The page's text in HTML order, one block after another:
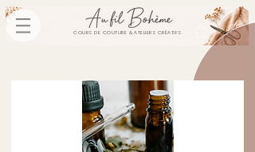
COURS DE COUTURE & ATELIERS CRÉATIFS